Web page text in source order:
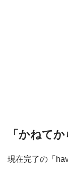
「かねて
現在完了の「